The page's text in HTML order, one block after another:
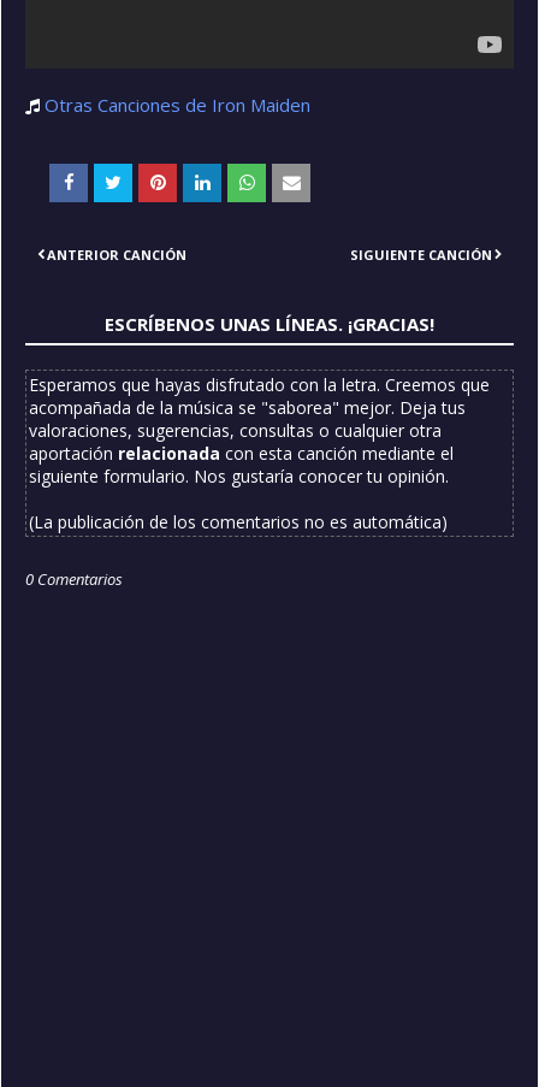
Otras Canciones de Iron Maiden
ANTERIOR CANCIÓN SIGUIENTE CANCIÓN
ESCRÍBENOS UNAS LÍNEAS. ¡GRACIAS!
Esperamos que hayas disfrutado con la letra. Creemos que
acompañada de la música se "saborea" mejor. Deja tus
valoraciones, sugerencias, consultas o cualquier otra
aportación relacionada con esta canción mediante el
siguiente formulario. Nos gustaría conocer tu opinión.
(La publicación de los comentarios no es automática)
0 Comentarios